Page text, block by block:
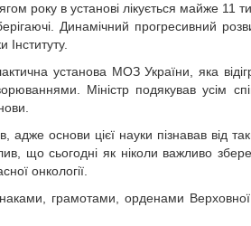
року в установі лікується майже 11
Динамічний прогресивний
установа МОЗ України, яка
Міністр подякував усім
основи цієї науки пізнавав від
що сьогодні як ніколи важливо
онкології.
знаками, грамотами, орденами